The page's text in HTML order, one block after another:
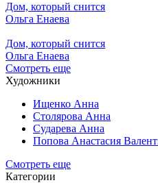
Дом, который снится
Ольга Енаева
Дом, который снится
Ольга Енаева
Смотреть еще
Художники
Ищенко Анна
Столярова Анна
Сударева Анна
Попова Анастасия
Смотреть еще
Категории